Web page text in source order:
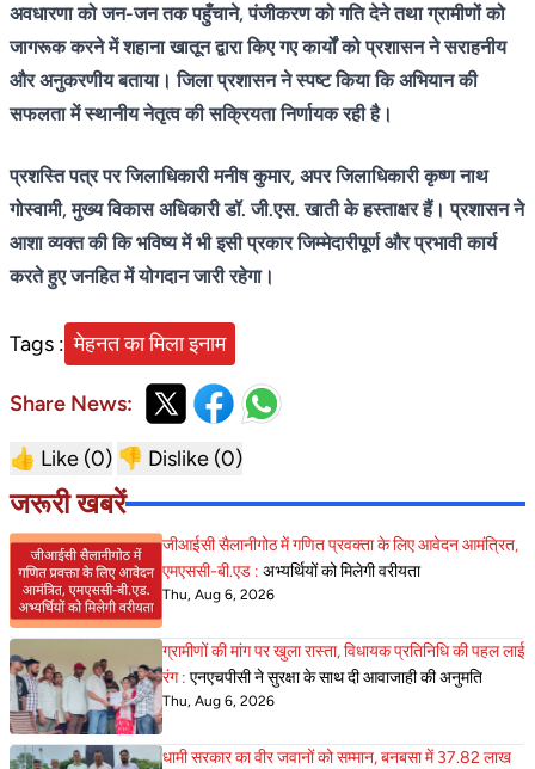
अवधारणा को जन-जन तक पहुँचाने, पंजीकरण को गति देने तथा ग्रामीणों को
जागरूक करने में शहाना खातून द्वारा किए गए कार्यों को प्रशासन ने सराहनीय
और अनुकरणीय बताया। जिला प्रशासन ने स्पष्ट किया कि अभियान की
सफलता में स्थानीय नेतृत्व की सक्रियता निर्णायक रही है।
प्रशस्ति पत्र पर जिलाधिकारी मनीष कुमार, अपर जिलाधिकारी कृष्ण नाथ
गोस्वामी, मुख्य विकास अधिकारी डॉ. जी.एस. खाती के हस्ताक्षर हैं। प्रशासन ने
आशा व्यक्त की कि भविष्य में भी इसी प्रकार जिम्मेदारीपूर्ण और प्रभावी कार्य
करते हुए जनहित में योगदान जारी रहेगा।
Tags : मेहनत का मिला इनाम
Share News:
👍 Like (0) 👎 Dislike (0)
जरूरी खबरें
जीआईसी सैलानीगोठ में गणित प्रवक्ता के लिए आवेदन आमंत्रित,
एमएससी-बी.एड : अभ्यर्थियों को मिलेगी वरीयता
Thu, Aug 6, 2026
ग्रामीणों की मांग पर खुला रास्ता, विधायक प्रतिनिधि की पहल लाई
रंग : एनएचपीसी ने सुरक्षा के साथ दी आवाजाही की अनुमति
Thu, Aug 6, 2026
धामी सरकार का वीर जवानों को सम्मान, बनबसा में 37.82 लाख